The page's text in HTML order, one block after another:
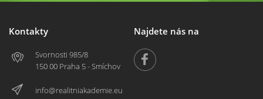
Kontakty
Svornosti 985/8
150 00 Praha 5 - Smíchov
info@realitniakademie.eu
Najdete nás na